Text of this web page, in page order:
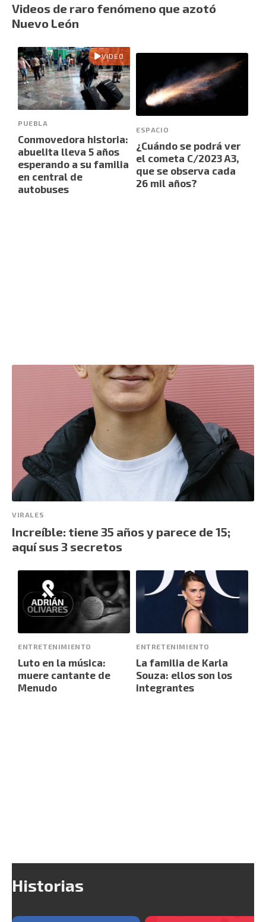
Videos de raro fenómeno que azotó
Nuevo León
VIDEO
PUEBLA
Conmovedora historia:
abuelita lleva 5 años
esperando a su familia
en central de
autobuses
ESPACIO
¿Cuándo se podrá ver
el cometa C/2023 A3,
que se observa cada
26 mil años?
VIRALES
Increíble: tiene 35 años y parece de 15;
aquí sus 3 secretos
ENTRETENIMIENTO
Luto en la música:
muere cantante de
Menudo
ENTRETENIMIENTO
La familia de Karla
Souza: ellos son los
integrantes
Historias